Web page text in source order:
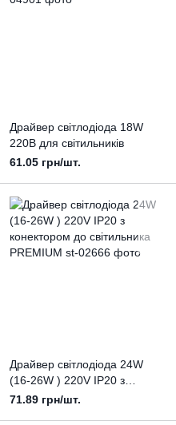
Драйвер світлодіода 18W
220В для світильників
61.05 грн/шт.
Драйвер світлодіода 24W
(16-26W ) 220V IP20 з
конектором до світильника
71.89 грн/шт.